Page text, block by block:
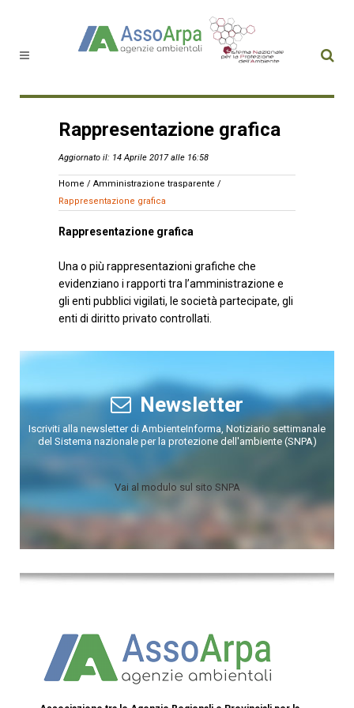
Rappresentazione grafica
Aggiornato il: 14 Aprile 2017 alle 16:58
Home / Amministrazione trasparente /
Rappresentazione grafica
Rappresentazione grafica
Una o più rappresentazioni grafiche che
evidenziano i rapporti tra l’amministrazione e
gli enti pubblici vigilati, le società partecipate, gli
enti di diritto privato controllati.
Newsletter
Iscriviti alla newsletter di AmbienteInforma, Notiziario settimanale
del Sistema nazionale per la protezione dell'ambiente (SNPA)
Vai al modulo sul sito SNPA